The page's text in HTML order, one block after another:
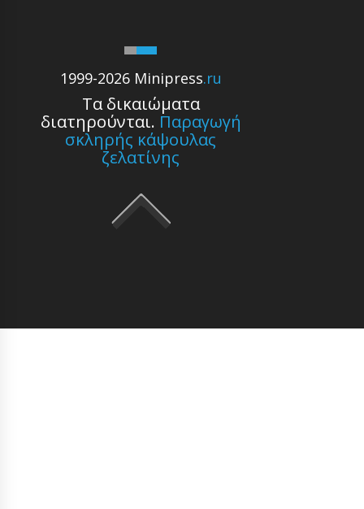
1999-2026 Minipress.ru
Τα δικαιώματα
διατηρούνται. Παραγωγή
σκληρής κάψουλας
ζελατίνης